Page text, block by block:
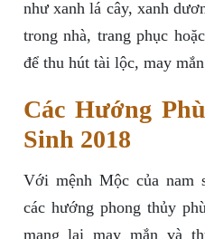
như xanh lá cây, xanh
trong nhà, trang phục
để thu hút tài lộc, may
Các Hướng
Sinh 2018
Với mệnh Mộc của nam
các hướng phong thủy
mang lại may mắn và